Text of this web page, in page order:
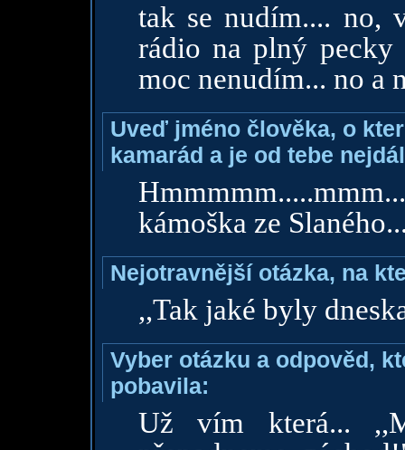
tak se nudím.... no,
rádio na plný pecky
moc nenudím... no a
Uveď jméno člověka, o
kamarád a je od tebe
kámoška ze
Nejotravnější otázka, na
,,Tak jaké byly
Vyber otázku a odpověd,
pobavila:
Už vím která...